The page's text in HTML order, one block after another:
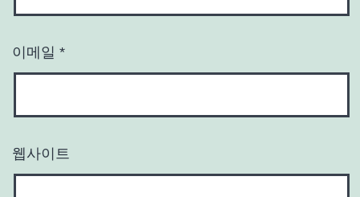
이메일 *
웹사이트